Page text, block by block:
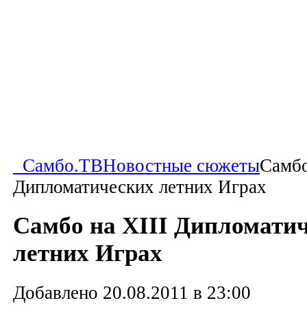
Самбо.ТВНовостные сюжеты
Дипломатических летних Играх
Самбо на XIII
летних Играх
Добавлено 20.08.2011 в 23:00